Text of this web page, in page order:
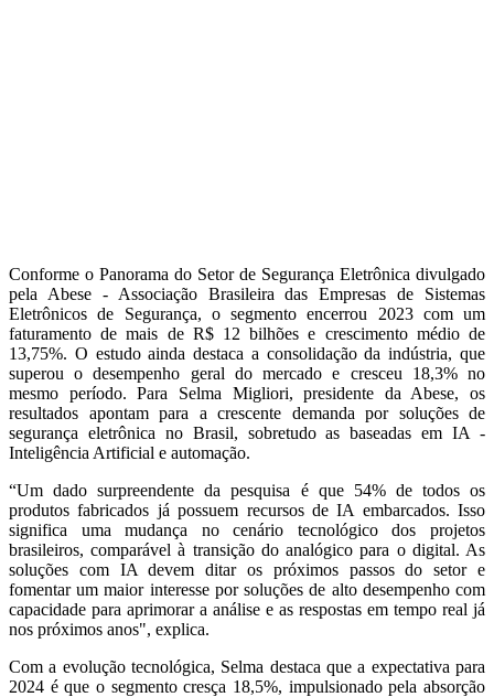
Conforme o Panorama do Setor de Segurança Eletrônica divulgado
pela Abese - Associação Brasileira das Empresas de Sistemas
Eletrônicos de Segurança, o segmento encerrou 2023 com um
faturamento de mais de R$ 12 bilhões e crescimento médio de
13,75%. O estudo ainda destaca a consolidação da indústria, que
superou o desempenho geral do mercado e cresceu 18,3% no
mesmo período. Para Selma Migliori, presidente da Abese, os
resultados apontam para a crescente demanda por soluções de
segurança eletrônica no Brasil, sobretudo as baseadas em IA -
Inteligência Artificial e automação.
“Um dado surpreendente da pesquisa é que 54% de todos os
produtos fabricados já possuem recursos de IA embarcados. Isso
significa uma mudança no cenário tecnológico dos projetos
brasileiros, comparável à transição do analógico para o digital. As
soluções com IA devem ditar os próximos passos do setor e
fomentar um maior interesse por soluções de alto desempenho com
capacidade para aprimorar a análise e as respostas em tempo real já
nos próximos anos", explica.
Com a evolução tecnológica, Selma destaca que a expectativa para
2024 é que o segmento cresça 18,5%, impulsionado pela absorção